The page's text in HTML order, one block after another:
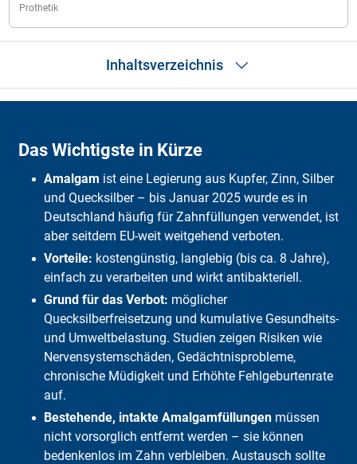
Prothetik
Inhaltsverzeichnis
Warum wurde Amalgam verboten?
Wie gelangt Quecksilber in den Körper und welche Auswirkungen
hat es?
Wie wird Amalgam vom Zahnarzt entsorgt?
Welche Alternativen gibt es zu Amalgam-Füllungen?
Alte Amalgamfüllungen: Behalten oder ersetzen?
Was bedeutet das Verbot für gesetzlich Versicherte?
Was übernimmt der DFV-ZahnSchutz?
Das Wichtigste in Kürze
Amalgam ist eine Legierung aus Kupfer, Zinn, Silber
und Quecksilber – bis Januar 2025 wurde es in
Deutschland häufig für Zahnfüllungen verwendet, ist
aber seitdem EU-weit weitgehend verboten.
Vorteile: kostengünstig, langlebig (bis ca. 8 Jahre),
einfach zu verarbeiten und wirkt antibakteriell.
Grund für das Verbot: möglicher
Quecksilberfreisetzung und kumulative Gesundheits-
und Umweltbelastung. Studien zeigen Risiken wie
Nervensystemschäden, Gedächtnisprobleme,
chronische Müdigkeit und Erhöhte Fehlgeburtenrate
auf.
Bestehende, intakte Amalgamfüllungenmüssen
nicht vorsorglich entfernt werden – sie können
bedenkenlos im Zahn verbleiben. Austausch sollte